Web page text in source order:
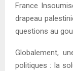
France
drapeau
questions au
Globalement,
politiques : la